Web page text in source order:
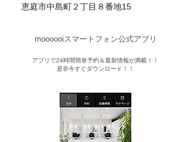
恵庭市中島町２丁目８番地15
moooooiスマートフォン公式アプリ​
​アプリで24時間簡単予約＆最新情報が満載！！
是非今すぐダウンロード！！